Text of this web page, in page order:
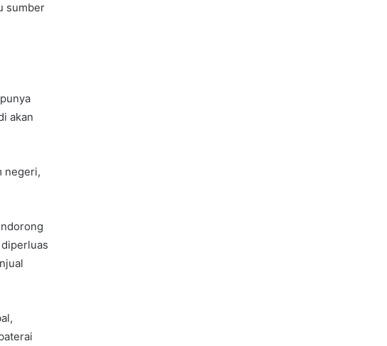
sumber
akan
negeri,